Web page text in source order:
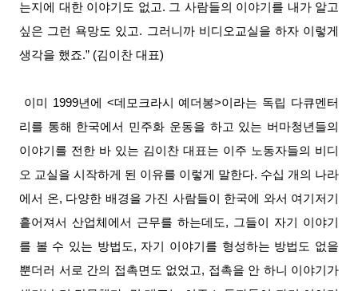
는지에 대한 이야기도 없고. 그 사람들의 이야기를 내가 알고
싶은 그런 욕망도 있고. 그러니까 비디오교실을 하자 이렇게
생각을 했죠.” (김이찬 대표)
이미 1999년에 <데모크라시 예더봉>이라는 독립 다큐멘터
리를 통해 한국에서 민주화 운동을 하고 있는 버마청년들의
이야기를 전한 바 있는 김이찬 대표는 이주 노동자들의 비디
오 교실을 시작하게 된 이유를 이렇게 말한다. 수십 개의 나라
에서 온, 다양한 배경을 가진 사람들이 한국에 와서 여기저기
흩어져서 산업체에서 근무를 하는데도, 그들이 자기 이야기
를 볼 수 있는 방법도, 자기 이야기를 형성하는 방법도 없을
뿐더러 서로 간의 접촉면도 없었고, 접촉을 안 하니 이야기가